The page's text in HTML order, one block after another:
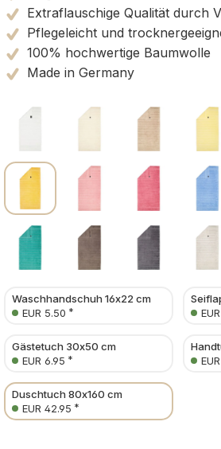
Extraflauschige Qualität durch
Pflegeleicht und
100% hochwertige Baumwolle
Made in Germany
Waschhandschuh 16x22 cm
EUR 5.50 *
Gästetuch 30x50 cm
EUR 6.95 *
Duschtuch 80x160 cm
EUR 42.95 *